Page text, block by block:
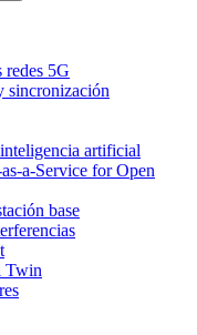
redes 5G
sincronización
artificial
a-Service for Open
base
Twin